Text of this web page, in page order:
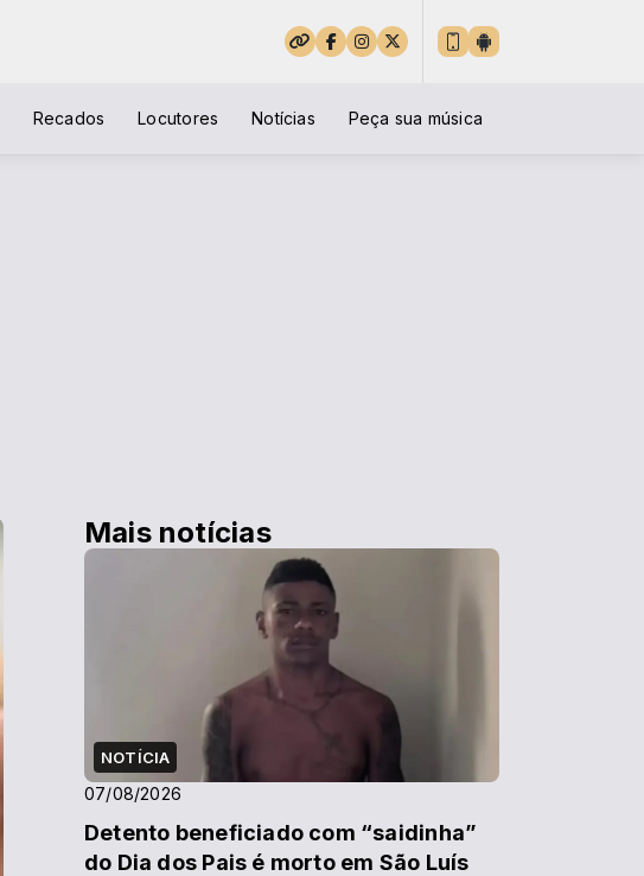
Recados Locutores Notícias Peça sua música
Mais notícias
NOTÍCIA
07/08/2026
Detento beneficiado com “saidinha”
do Dia dos Pais é morto em São Luís